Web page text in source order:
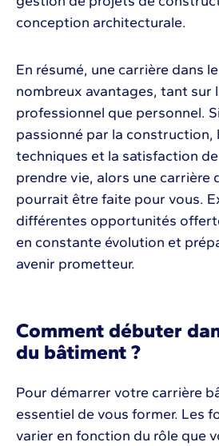
conception architecturale.
En résumé, une carrière dans
nombreux avantages, tant sur
professionnel que personnel.
passionné par la construction,
techniques et la satisfaction
prendre vie, alors une carrière
pourrait être faite pour vous.
différentes opportunités
en constante évolution et
avenir prometteur.
Comment débuter
du bâtiment ?
Pour démarrer votre carrière
essentiel de vous former. Les
varier en fonction du rôle que